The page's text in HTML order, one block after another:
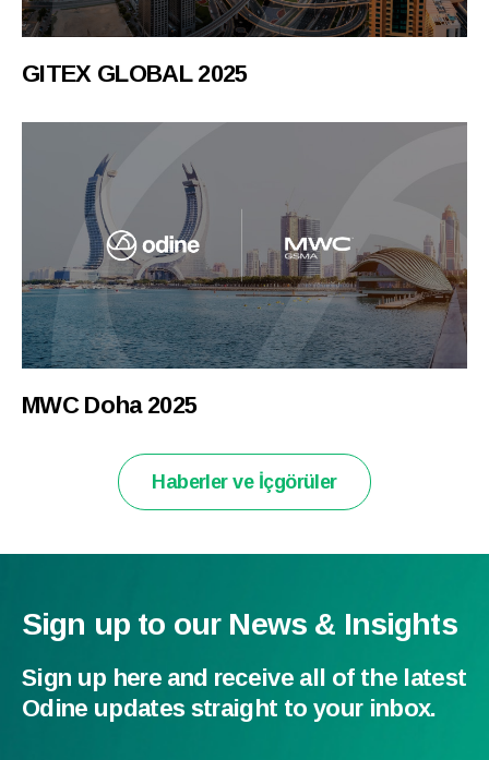
GITEX GLOBAL 2025
MWC Doha 2025
Haberler ve İçgörüler
Sign up to our News & Insights
Sign up here and receive all of the latest
Odine updates straight to your inbox.